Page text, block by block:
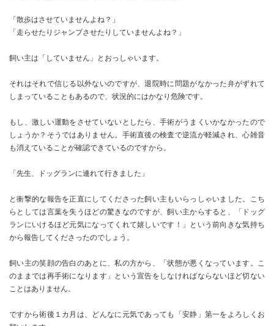
「散歩はさせていませんよね？」
「走らせたりジャンプさせたりしていませんよね？」
飼い主は「していません」とおっしゃいます。
それはそれで信じる以外ないのですが、退院時に問題がなかった弁がずれて
しまっていることもあるので、状況的にはかなり危険です。
もし、激しい運動をさせていないとしたら、手術がうまくいかなかったので
しょうか？そうではありません。手術直後の検査で逆流が軽減され、心雑音
も消えていることが確認できているのですから。
「先生、ドッグランに連れて行きました」
と衝撃的な報告を正直にしてくださった飼い主もいらっしゃいました。こち
らとしては言葉を失うほどの驚きなのですが、飼い主からすると、「ドッグ
ランにいけるほど元気になってくれて嬉しいです！」という前向きな気持ち
から報告してくださったのでしょう。
飼い主の笑顔の告白のあとに、私の方から、「状態が悪くなっています。こ
のままでは再手術になります」という宣告をしなければならないほど切ない
ことはありません。
ですから術後１カ月は、どんなに元気であっても「安静」第一をよろしくお